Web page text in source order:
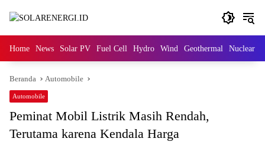
Home News Solar PV Fuel Cell Hydro Wind Geothermal Nuclear
Beranda Automobile
Automobile
Peminat Mobil Listrik Masih Rendah,
Terutama karena Kendala Harga